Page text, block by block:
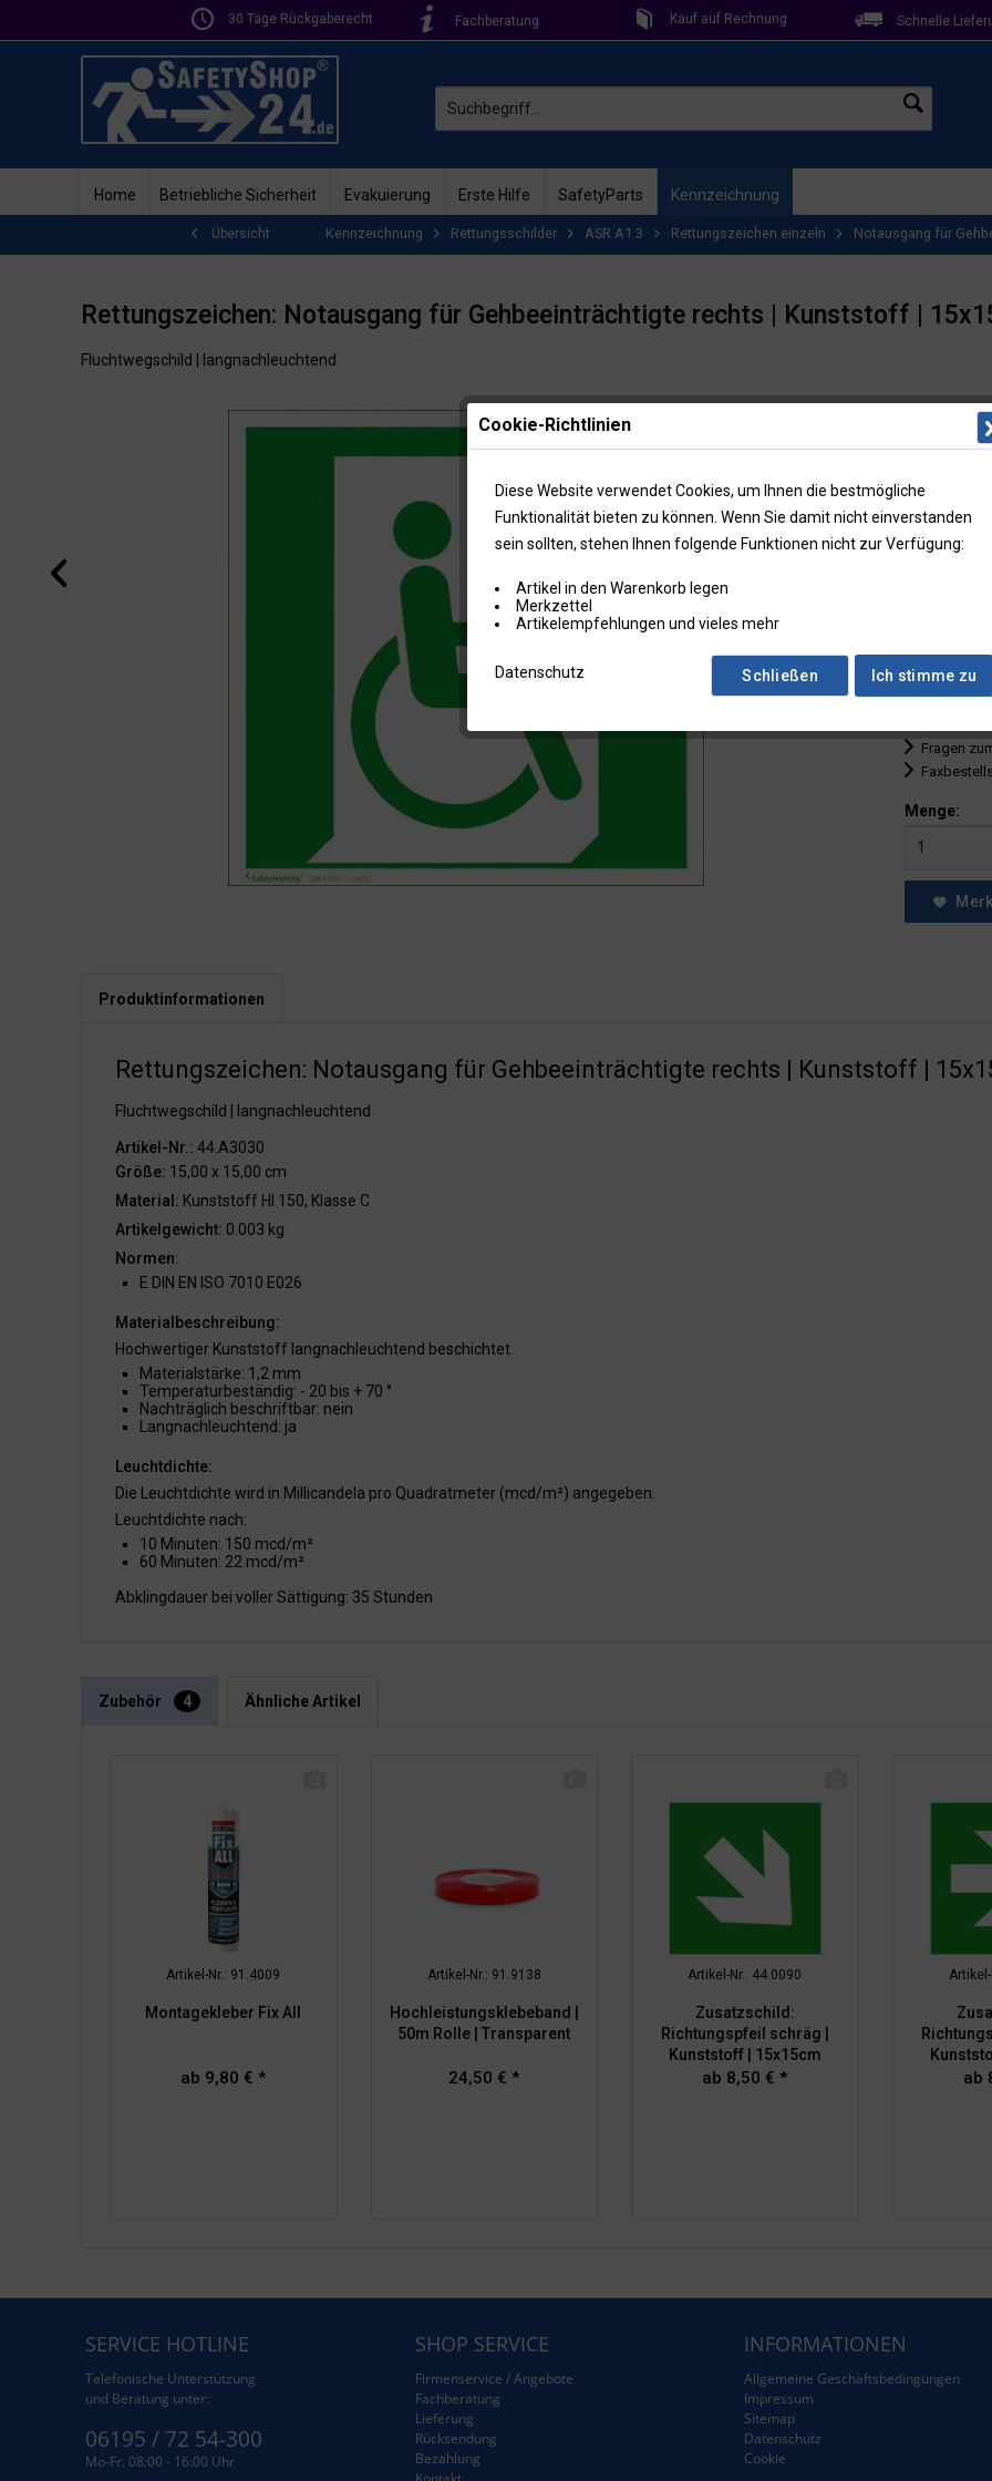
30 Tage Rückgaberecht Fachberatung Kauf auf Rechnung Schnelle
Home Betriebliche Sicherheit Evakuierung Erste Hilfe SafetyParts Kennzeichnung
Übersicht Kennzeichnung Rettungsschilder ASR A1.3 Rettungszeichen einzeln Notausgang für
Rettungszeichen: Notausgang für Gehbeeinträchtigte rechts | Kunststoff |
Fluchtwegschild | langnachleuchtend
Lieferzeit:
Artikel-
Menge
bis9
Fragen
Menge:
Produktinformationen
Rettungszeichen: Notausgang für Gehbeeinträchtigte rechts | Kunststoff |
Fluchtwegschild | langnachleuchtend
Artikel-Nr.: 44.A3030
Größe: 15,00 x 15,00 cm
Material: Kunststoff HI 150, Klasse C
Artikelgewicht: 0.003 kg
Normen:
E DIN EN ISO 7010 E026
Materialbeschreibung:
Hochwertiger Kunststoff langnachleuchtend beschichtet.
Materialstärke: 1,2 mm
Temperaturbeständig: - 20 bis + 70 °
Nachträglich beschriftbar: nein
Langnachleuchtend: ja
Leuchtdichte:
Die Leuchtdichte wird in Millicandela pro Quadratmeter (mcd/m²) angegeben.
Leuchtdichte nach:
10 Minuten: 150 mcd/m²
60 Minuten: 22 mcd/m²
Abklingdauer bei voller Sättigung: 35 Stunden
Zubehör 4 Ähnliche Artikel
Artikel-Nr.: 91.4009
Montagekleber Fix All
ab 9,80 € *
Artikel-Nr.: 91.9138
Hochleistungsklebeband |
50m Rolle | Transparent
24,50 € *
Artikel-Nr.: 44.0090
Zusatzschild:
Richtungspfeil schräg |
Kunststoff | 15x15cm
ab 8,50 € * ab
SERVICE HOTLINE
Telefonische Unterstützung
und Beratung unter:
06195 / 72 54-300
Mo-Fr. 08:00 - 16:00 Uhr
SHOP SERVICE
Firmenservice / Angebote
Fachberatung
Lieferung
Rücksendung
Bezahlung
INFORMATIONEN
Allgemeine Geschäftsbedingungen
Impressum
Sitemap
Datenschutz
Cookie
Cookie-Richtlinien
Diese Website verwendet Cookies, um Ihnen die bestmögliche
Funktionalität bieten zu können. Wenn Sie damit nicht einverstanden
sein sollten, stehen Ihnen folgende Funktionen nicht zur Verfügung:
Artikel in den Warenkorb legen
Merkzettel
Artikelempfehlungen und vieles mehr
Datenschutz Ich stimme zu
Schließen